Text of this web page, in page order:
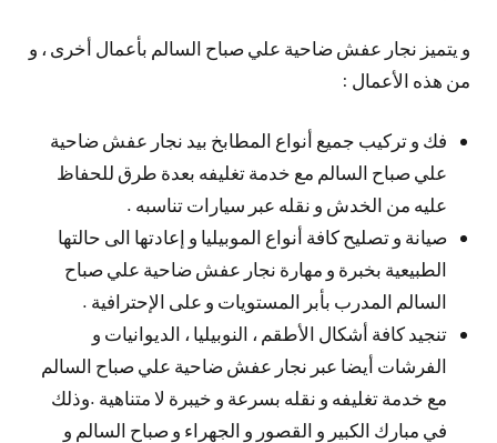
و يتميز نجار عفش ضاحية علي صباح السالم بأعمال أخرى ، و
من هذه الأعمال :
فك و تركيب جميع أنواع المطابخ بيد نجار عفش ضاحية
علي صباح السالم مع خدمة تغليفه بعدة طرق للحفاظ
عليه من الخدش و نقله عبر سيارات تناسبه .
صيانة و تصليح كافة أنواع الموبيليا و إعادتها الى حالتها
الطبيعية بخبرة و مهارة نجار عفش ضاحية علي صباح
السالم المدرب بأبر المستويات و على الإحترافية .
تنجيد كافة أشكال الأطقم ، النوبيليا ، الديوانيات و
الفرشات أيضا عبر نجار عفش ضاحية علي صباح السالم
مع خدمة تغليفه و نقله بسرعة و خيبرة لا متناهية .وذلك
في مبارك الكبير و القصور و الجهراء و صباح السالم و